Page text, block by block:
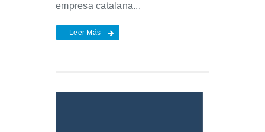
empresa catalana...
Leer Más